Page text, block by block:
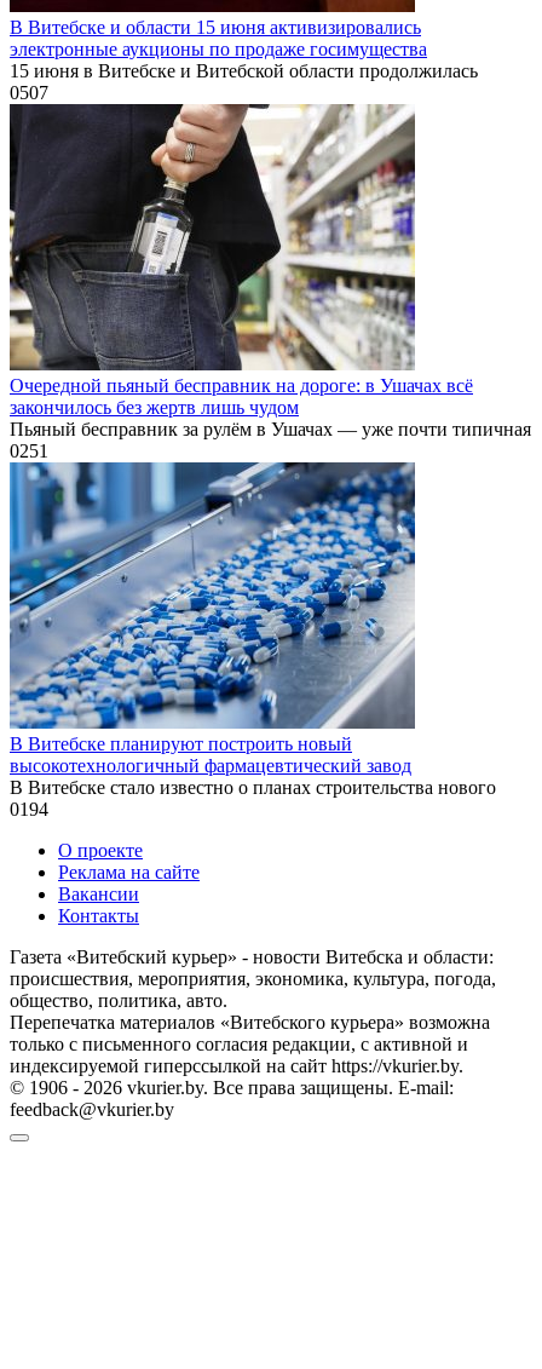
В Витебске и области 15 июня активизировались
электронные аукционы по продаже госимущества
15 июня в Витебске и Витебской области продолжилась
0507
Очередной пьяный бесправник на дороге: в Ушачах всё
закончилось без жертв лишь чудом
Пьяный бесправник за рулём в Ушачах — уже почти типичная
0251
В Витебске планируют построить новый
высокотехнологичный фармацевтический завод
В Витебске стало известно о планах строительства нового
0194
О проекте
Реклама на сайте
Вакансии
Контакты
Газета «Витебский курьер» - новости Витебска и области:
происшествия, мероприятия, экономика, культура, погода,
общество, политика, авто.
Перепечатка материалов «Витебского курьера» возможна
только с письменного согласия редакции, с активной и
индексируемой гиперссылкой на сайт https://vkurier.by.
© 1906 - 2026 vkurier.by. Все права защищены. E-mail:
feedback@vkurier.by